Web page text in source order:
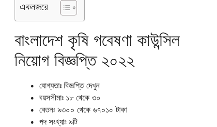
একনজরে
বাংলাদেশ কৃষি গবেষণা কাউন্সিল
নিয়োগ বিজ্ঞপ্তি ২০২২
যোগ্যতাঃ বিজ্ঞপ্তি দেখুন
বয়সসীমাঃ ১৮ থেকে ৩০
বেতনঃ ৯৩০০ থেকে ৬৭০১০ টাকা
পদ সংখ্যাঃ ৯টি